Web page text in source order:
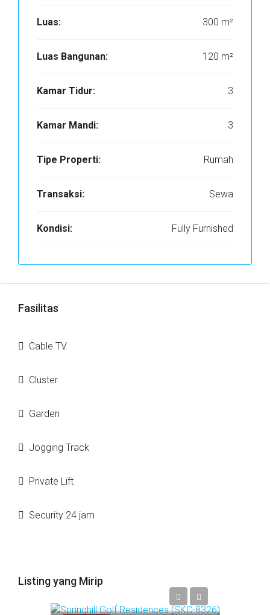
Luas: 300 m²
Luas Bangunan: 120 m²
Kamar Tidur: 3
Kamar Mandi: 3
Tipe Properti: Rumah
Transaksi: Sewa
Kondisi: Fully Furnished
Fasilitas
Cable TV
Cluster
Garden
Jogging Track
Private Lift
Security 24 jam
Listing yang Mirip